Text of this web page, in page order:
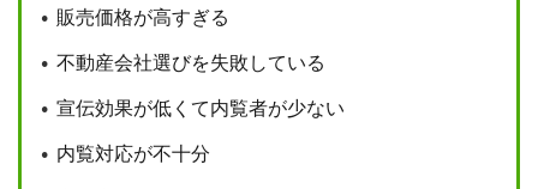
販売価格が高すぎる
不動産会社選びを失敗している
宣伝効果が低くて内覧者が少ない
内覧対応が不十分